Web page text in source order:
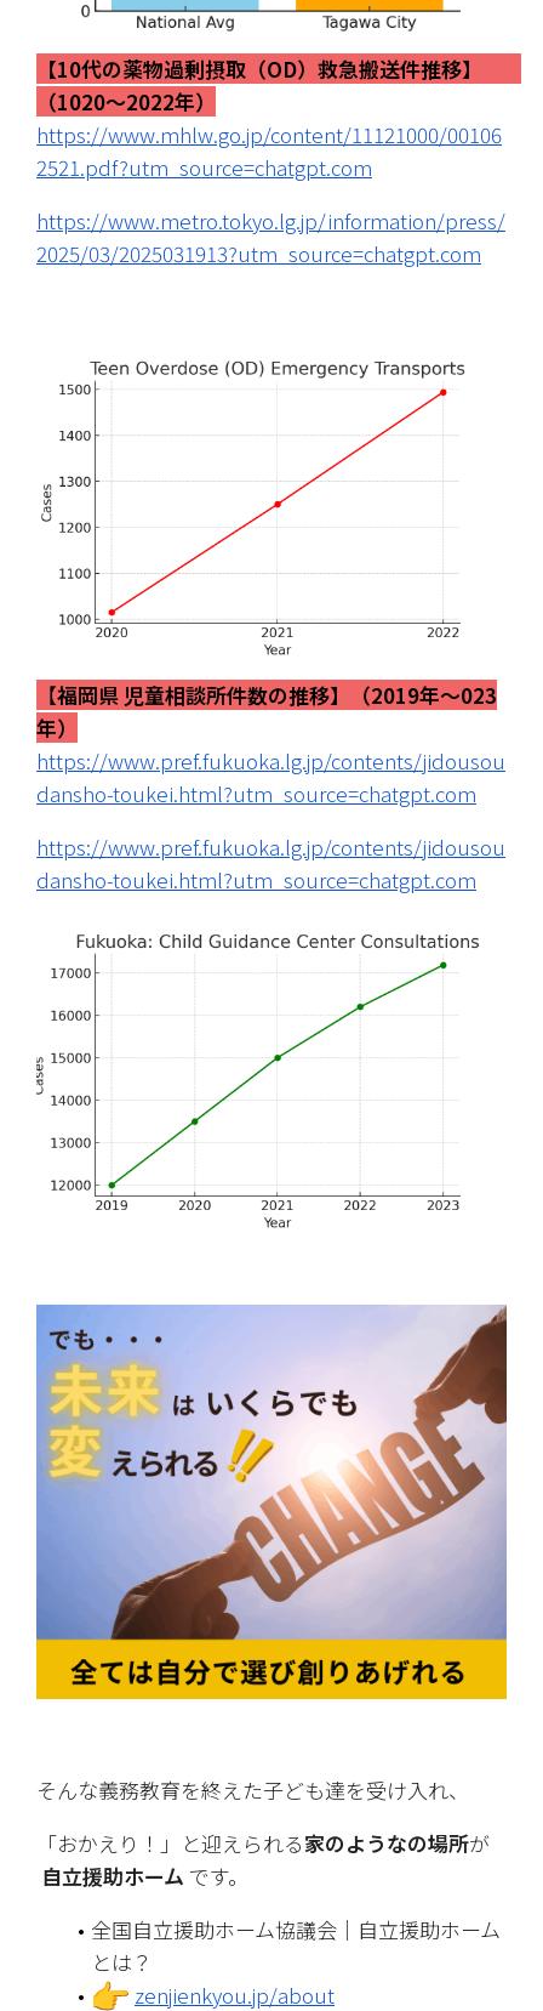
【10代の薬物過剰摂取（OD）救急搬送件推移】
（1020～2022年）
https://www.mhlw.go.jp/content/11121000/00106
2521.pdf?utm_source=chatgpt.com
https://www.metro.tokyo.lg.jp/information/press/
2025/03/2025031913?utm_source=chatgpt.com
【福岡県 児童相談所件数の推移】（2019年～023
年）
https://www.pref.fukuoka.lg.jp/contents/jidousou
dansho-toukei.html?utm_source=chatgpt.com
https://www.pref.fukuoka.lg.jp/contents/jidousou
dansho-toukei.html?utm_source=chatgpt.com
そんな義務教育を終えた子ども達を受け入れ、
「おかえり！」と迎えられる家のようなの場所が
自立援助ホーム です。
全国自立援助ホーム協議会｜自立援助ホーム
とは？
zenjienkyou.jp/about